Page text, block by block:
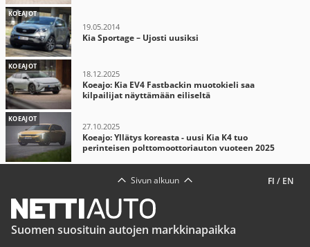
KOEAJOT
19.05.2014
Kia Sportage – Ujosti uusiksi
KOEAJOT
18.12.2025
Koeajo: Kia EV4 Fastbackin muotokieli saa
kilpailijat näyttämään eiliseltä
KOEAJOT
27.10.2025
Koeajo: Yllätys koreasta - uusi Kia K4 tuo
perinteisen polttomoottoriauton vuoteen 2025
FI / EN
Sivun alkuun
Suomen suosituin autojen markkinapaikka